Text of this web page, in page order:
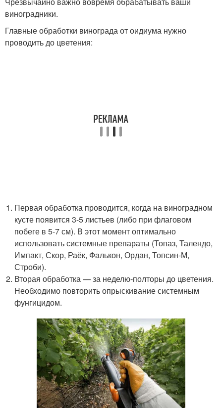
виноградники.
Главные обработки винограда от оидиума нужно
проводить до цветения:
Первая обработка проводится, когда на виноградном
кусте появится 3-5 листьев (либо при флаговом
побеге в 5-7 см). В этот момент оптимально
использовать системные препараты (Топаз, Талендо,
Импакт, Скор, Раёк, Фалькон, Ордан, Топсин-М,
Строби).
Вторая обработка — за неделю-полторы до цветения.
Необходимо повторить опрыскивание системным
фунгицидом.